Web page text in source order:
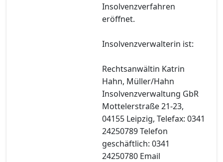
Insolvenzverfahren
eröffnet.
Insolvenzverwalterin ist:
Rechtsanwältin Katrin
Hahn, Müller/Hahn
Insolvenzverwaltung GbR
Mottelerstraße 21-23,
04155 Leipzig, Telefax: 0341
24250789 Telefon
geschäftlich: 0341
24250780 Email